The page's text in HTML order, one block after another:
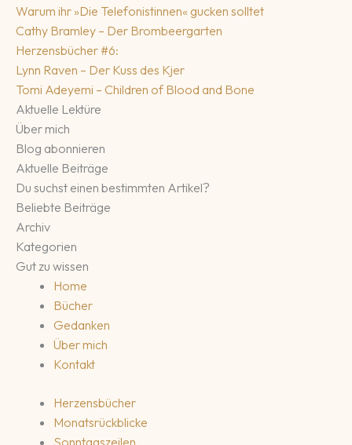
Warum ihr »Die Telefonistinnen« gucken solltet
Cathy Bramley – Der Brombeergarten
Herzensbücher #6:
Lynn Raven – Der Kuss des Kjer
Tomi Adeyemi – Children of Blood and Bone
Aktuelle Lektüre
Über mich
Blog abonnieren
Aktuelle Beiträge
Du suchst einen bestimmten Artikel?
Beliebte Beiträge
Archiv
Kategorien
Gut zu wissen
Home
Bücher
Gedanken
Über mich
Kontakt
Herzensbücher
Monatsrückblicke
Sonntagszeilen